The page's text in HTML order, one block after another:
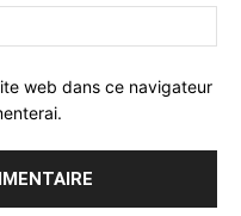
web dans ce navigateur